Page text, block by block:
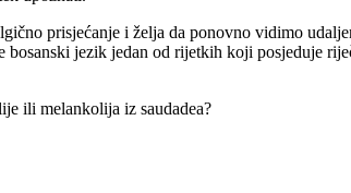
prisjećanje i želja da ponovno vidimo
bosanski jezik jedan od rijetkih koji posjeduje
ili melankolija iz saudadea?